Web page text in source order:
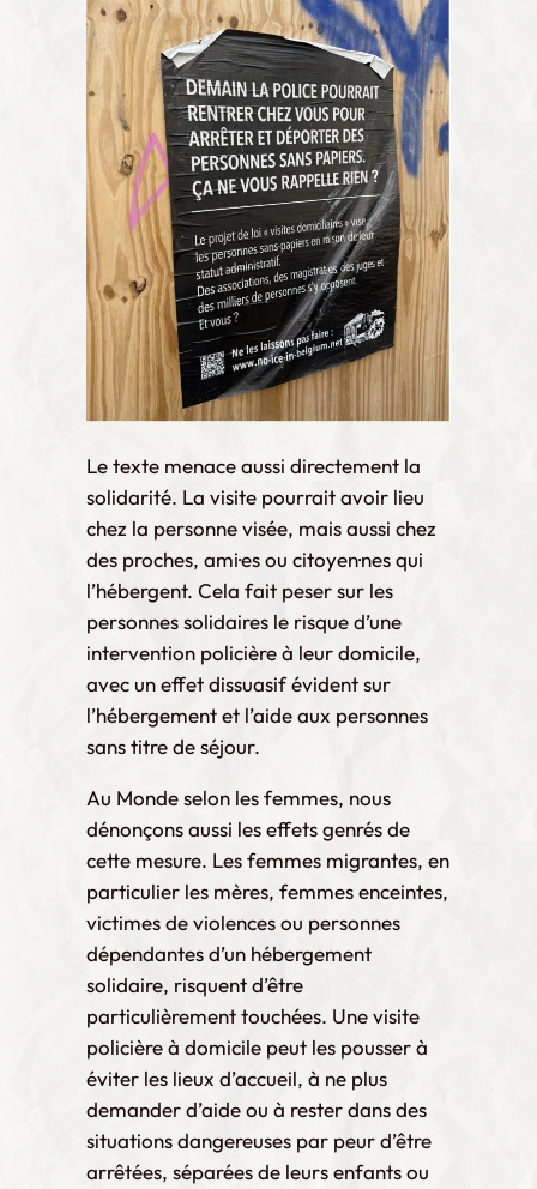
Le texte menace aussi directement la
solidarité. La visite pourrait avoir lieu
chez la personne visée, mais aussi chez
des proches, ami·es ou citoyen·nes qui
l’hébergent. Cela fait peser sur les
personnes solidaires le risque d’une
intervention policière à leur domicile,
avec un effet dissuasif évident sur
l’hébergement et l’aide aux personnes
sans titre de séjour.
Au Monde selon les femmes, nous
dénonçons aussi les effets genrés de
cette mesure. Les femmes migrantes, en
particulier les mères, femmes enceintes,
victimes de violences ou personnes
dépendantes d’un hébergement
solidaire, risquent d’être
particulièrement touchées. Une visite
policière à domicile peut les pousser à
éviter les lieux d’accueil, à ne plus
demander d’aide ou à rester dans des
situations dangereuses par peur d’être
arrêtées, séparées de leurs enfants ou